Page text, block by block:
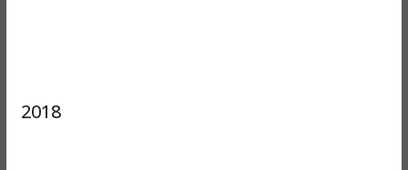
2018